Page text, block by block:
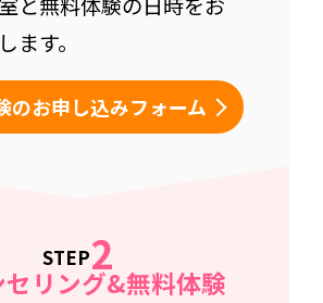
ます。
のお申し込みフォーム
STEP2
セリング&無料体験